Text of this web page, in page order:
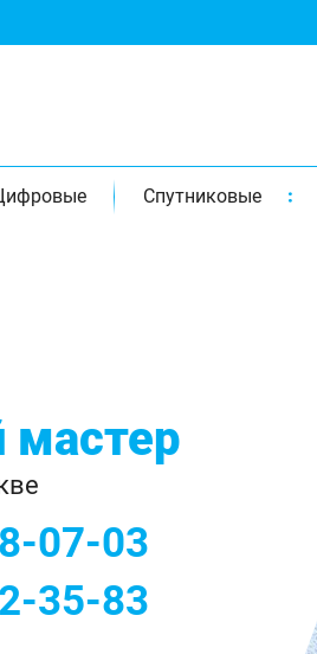
Спутниковые
мастер
07-03
35-83